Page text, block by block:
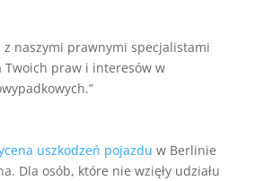
z naszymi prawnymi specjalistami
Twoich praw i interesów w
uszkodzeń pojazdu w Berlinie
Dla osób, które nie wzięły udziału